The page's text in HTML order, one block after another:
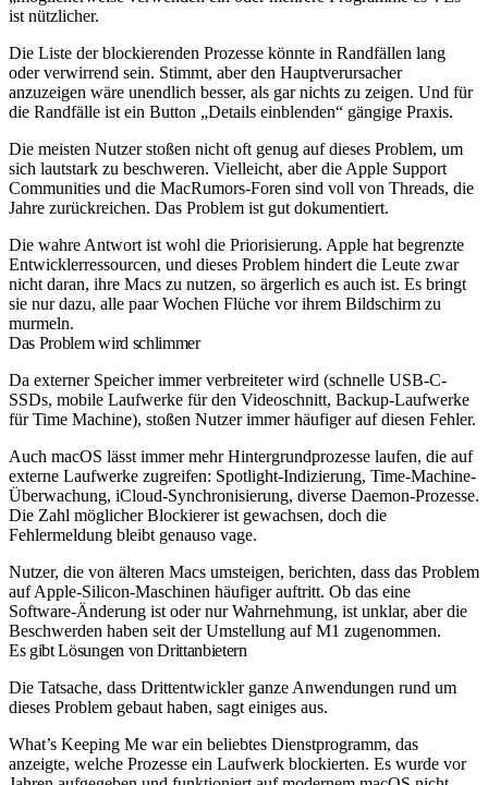
ist nützlicher.
Die Liste der blockierenden Prozesse könnte in Randfällen lang
oder verwirrend sein. Stimmt, aber den Hauptverursacher
anzuzeigen wäre unendlich besser, als gar nichts zu zeigen. Und für
die Randfälle ist ein Button „Details einblenden“ gängige Praxis.
Die meisten Nutzer stoßen nicht oft genug auf dieses Problem, um
sich lautstark zu beschweren. Vielleicht, aber die Apple Support
Communities und die MacRumors-Foren sind voll von Threads, die
Jahre zurückreichen. Das Problem ist gut dokumentiert.
Die wahre Antwort ist wohl die Priorisierung. Apple hat begrenzte
Entwicklerressourcen, und dieses Problem hindert die Leute zwar
nicht daran, ihre Macs zu nutzen, so ärgerlich es auch ist. Es bringt
sie nur dazu, alle paar Wochen Flüche vor ihrem Bildschirm zu
murmeln.
Das Problem wird schlimmer
Da externer Speicher immer verbreiteter wird (schnelle USB-C-
SSDs, mobile Laufwerke für den Videoschnitt, Backup-Laufwerke
für Time Machine), stoßen Nutzer immer häufiger auf diesen Fehler.
Auch macOS lässt immer mehr Hintergrundprozesse laufen, die auf
externe Laufwerke zugreifen: Spotlight-Indizierung, Time-Machine-
Überwachung, iCloud-Synchronisierung, diverse Daemon-Prozesse.
Die Zahl möglicher Blockierer ist gewachsen, doch die
Fehlermeldung bleibt genauso vage.
Nutzer, die von älteren Macs umsteigen, berichten, dass das Problem
auf Apple-Silicon-Maschinen häufiger auftritt. Ob das eine
Software-Änderung ist oder nur Wahrnehmung, ist unklar, aber die
Beschwerden haben seit der Umstellung auf M1 zugenommen.
Es gibt Lösungen von Drittanbietern
Die Tatsache, dass Drittentwickler ganze Anwendungen rund um
dieses Problem gebaut haben, sagt einiges aus.
What’s Keeping Me war ein beliebtes Dienstprogramm, das
anzeigte, welche Prozesse ein Laufwerk blockierten. Es wurde vor